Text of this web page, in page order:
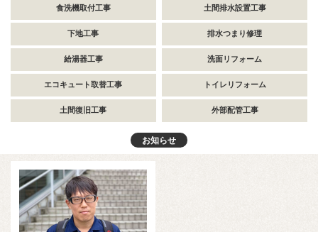
食洗機取付工事 土間排水設置工事
下地工事 排水つまり修理
給湯器工事 洗面リフォーム
エコキュート取替工事 トイレリフォーム
土間復旧工事 外部配管工事
お知らせ